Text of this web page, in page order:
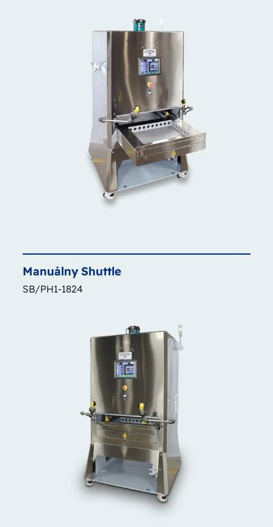
ManuálnyShuttle
SB/PH1-1824